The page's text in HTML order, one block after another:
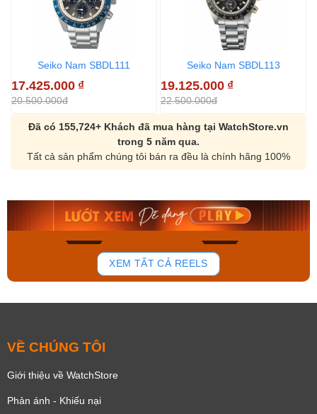
Seiko Nam SBDL111
17.425.000 ₫
20.500.000đ
Seiko Nam SBDL113
19.125.000 ₫
22.500.000đ
Đã có 155,724+ Khách đã mua hàng tại WatchStore.vn
trong 5 năm qua.
Tất cả sản phẩm chúng tôi bán ra đều là chính hãng 100%
136
Orient Nam RA-
Mua ngay
Casio Nam MTS-
Mua ngay
XEM TẤT CẢ REELS
VỀ CHÚNG TÔI
Giới thiệu về WatchStore
Phản ánh - Khiếu nại